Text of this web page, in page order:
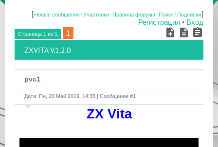
[Новые сообщения·Участники·Правила форума·Поиск·Подписки]
Регистрация • Вход
Страница 1 из 1 1
ZXVITA V.1.2.0
pvc1
Дата: Пн, 20 Май 2019, 14:35 | Сообщение #1
ZX Vita